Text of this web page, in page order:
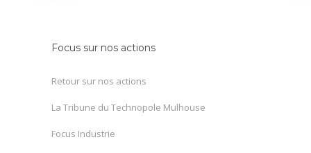
Focus sur nos actions
Retour sur nos actions
La Tribune du Technopole Mulhouse
Focus Industrie